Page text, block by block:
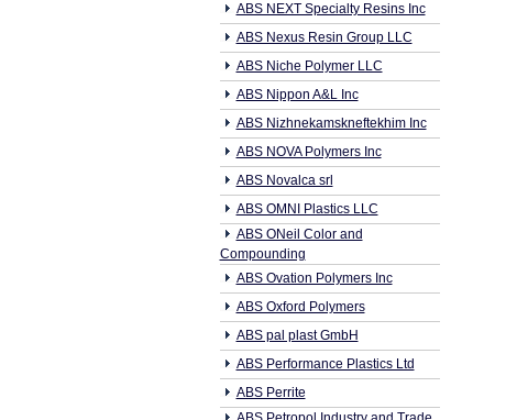
ABS NEXT Specialty Resins Inc
ABS Nexus Resin Group LLC
ABS Niche Polymer LLC
ABS Nippon A&L Inc
ABS Nizhnekamskneftekhim Inc
ABS NOVA Polymers Inc
ABS Novalca srl
ABS OMNI Plastics LLC
ABS ONeil Color and
Compounding
ABS Ovation Polymers Inc
ABS Oxford Polymers
ABS pal plast GmbH
ABS Performance Plastics Ltd
ABS Perrite